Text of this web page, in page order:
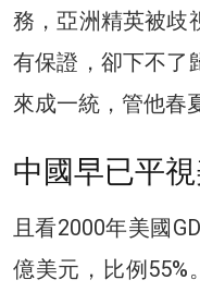
務，亞洲精英被歧
有保證，卻下不了
來成一統，管他春
中國早已平
且看2000年美國
億美元，比例55%